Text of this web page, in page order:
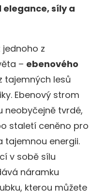
síly a
jednoho z
– ebenového
tajemných lesů
Ebenový strom
neobyčejně tvrdé,
staletí ceněno pro
tajemnou energii.
v sobě sílu
náramku
kterou můžete